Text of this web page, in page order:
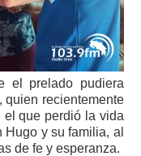
el prelado pudiera
quien recientemente
el que perdió la vida
y su familia, al
de fe y esperanza.